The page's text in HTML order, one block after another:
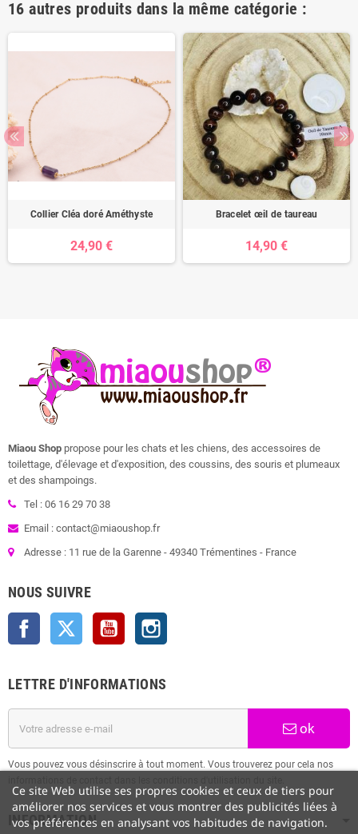
16 autres produits dans la même catégorie :
Collier Cléa doré Améthyste
24,90 €
Bracelet œil de taureau
14,90 €
Miaou Shop propose pour les chats et les chiens, des accessoires de
toilettage, d'élevage et d'exposition, des coussins, des souris et plumeaux
et des shampoings.
Tel : 06 16 29 70 38
Email : contact@miaoushop.fr
Adresse : 11 rue de la Garenne - 49340 Trémentines - France
NOUS SUIVRE
Facebook Twitter YouTube
LETTRE D'INFORMATIONS
ok
Vous pouvez vous désinscrire à tout moment. Vous trouverez pour cela nos
INFORMATION
Ce site Web utilise ses propres cookies et ceux de tiers pour
améliorer nos services et vous montrer des publicités liées à
vos préférences en analysant vos habitudes de navigation.